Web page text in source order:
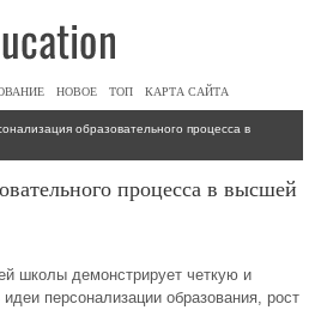
НОВОЕ ТОП КАРТА САЙТА
образовательного процесса в
процесса в высшей
школы демонстрирует четкую и
персонализации образования, рост